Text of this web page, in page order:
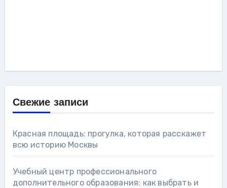
Свежие записи
Красная площадь: прогулка, которая расскажет
всю историю Москвы
Учебный центр профессионального
дополнительного образования: как выбрать и